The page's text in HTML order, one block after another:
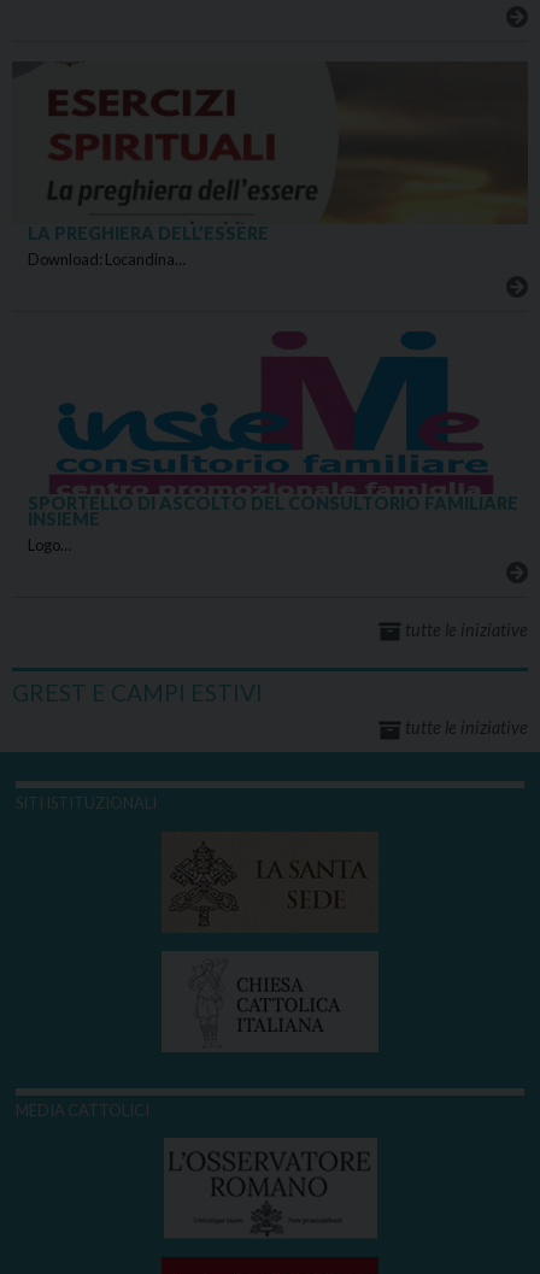
LA PREGHIERA DELL’ESSERE
Download: Locandina…
SPORTELLO DI ASCOLTO DEL CONSULTORIO FAMILIARE
INSIEME
Logo…
tutte le iniziative
GREST E CAMPI ESTIVI
tutte le iniziative
SITI ISTITUZIONALI
MEDIA CATTOLICI